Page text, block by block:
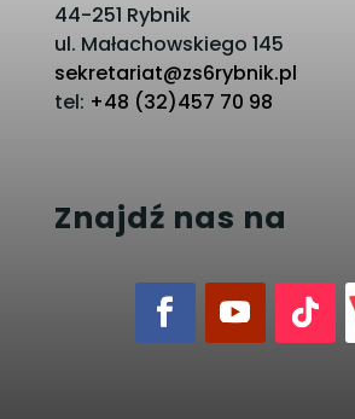
44-251 Rybnik
ul. Małachowskiego 145
sekretariat@zs6rybnik.pl
tel: +48 (32)457 70 98
Znajdź nas na